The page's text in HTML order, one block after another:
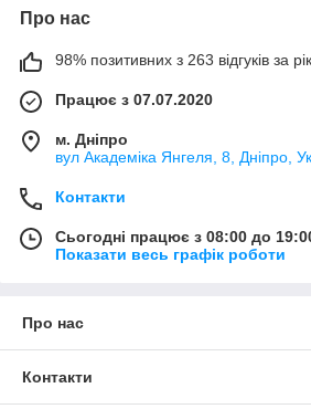
Про нас
98% позитивних з 263 відгуків за рік
Працює з 07.07.2020
м. Дніпро
вул Академіка Янгеля, 8, Дніпро,
Контакти
Сьогодні працює з 08:00 до
Показати весь графік роботи
Про нас
Контакти